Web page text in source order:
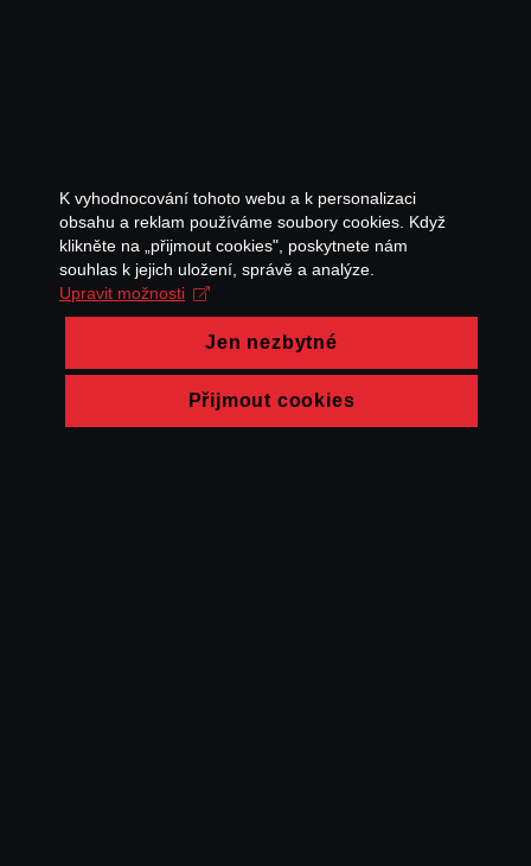
K vyhodnocování tohoto webu a k personalizaci
obsahu a reklam používáme soubory cookies. Když
klikněte na „přijmout cookies", poskytnete nám
souhlas k jejich uložení, správě a analýze.
Upravit možnosti
Jen nezbytné
Přijmout cookies